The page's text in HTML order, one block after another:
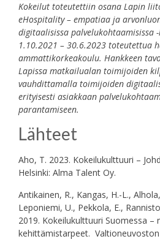
Kokeilut toteutettiin osana Lapin
eHospitality – empatiaa ja
digitaalisissa palvelukohtaamisissa
1.10.2021 – 30.6.2023 toteutettua
ammattikorkeakoulu. Hankkeen
Lapissa matkailualan toimijoiden
vauhdittamalla toimijoiden
erityisesti asiakkaan
parantamiseen.
Lähteet
Aho, T. 2023. Kokeilukulttuuri –
Helsinki: Alma Talent Oy.
Antikainen, R., Kangas, H.-L.,
Leponiemi, U., Pekkola, E.,
2019. Kokeilukulttuuri Suomessa –
kehittämistarpeet.